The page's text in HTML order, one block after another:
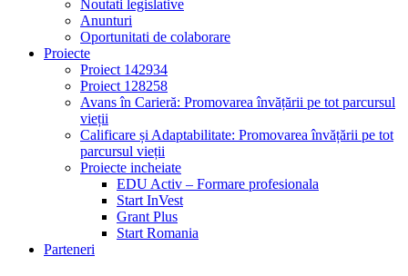
Noutati legislative
Anunturi
Oportunitati de colaborare
Proiecte
Proiect 142934
Proiect 128258
Avans în Carieră: Promovarea învățării pe tot parcursul
vieții
Calificare și Adaptabilitate: Promovarea învățării pe tot
parcursul vieții
Proiecte incheiate
EDU Activ – Formare profesionala
Start InVest
Grant Plus
Start Romania
Parteneri